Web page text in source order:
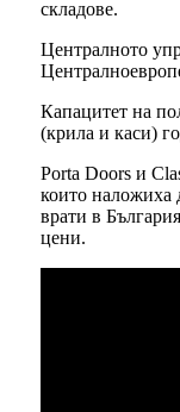
складове.
Централното
Капацитет на
(крила и каси)
Porta Doors и
които наложиха
врати в
цени.